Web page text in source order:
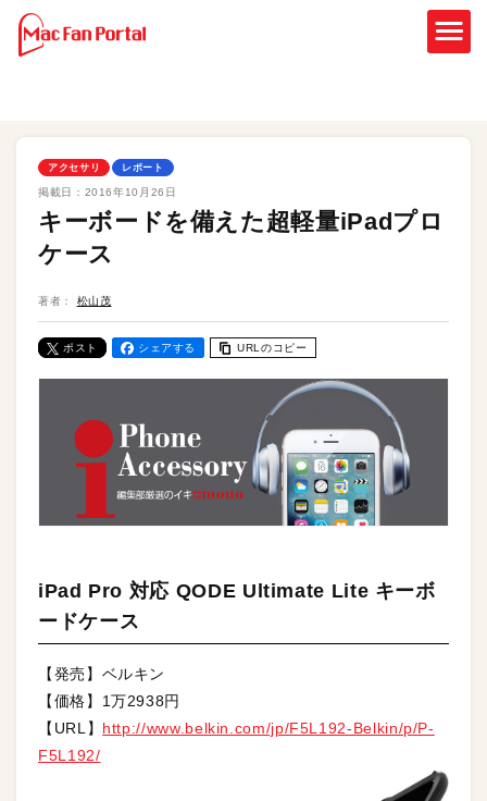
アクセサリ レポート
掲載日： 2016年10月26日
キーボードを備えた超軽量iPadプロ
ケース
著者： 松山茂
ポスト シェアする URLのコピー
iPad Pro 対応 QODE Ultimate Lite キーボ
ードケース
【発売】ベルキン
【価格】1万2938円
【URL】 http://www.belkin.com/jp/F5L192-Belkin/p/P-
F5L192/